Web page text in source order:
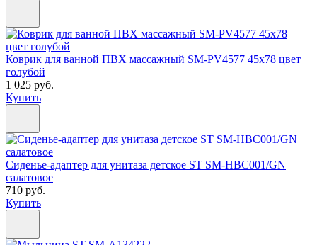
Коврик для ванной ПВХ массажный SM-PV4577 45х78 цвет
голубой
1 025 руб.
Купить
Сиденье-адаптер для унитаза детское ST SM-HBC001/GN
салатовое
710 руб.
Купить